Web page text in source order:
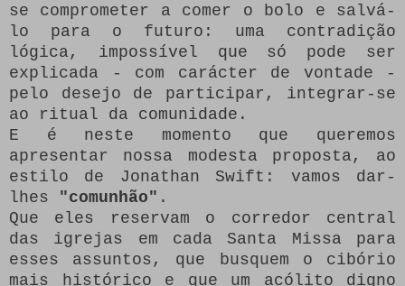
se comprometer a comer o bolo e salvá-
lo para o futuro: uma contradição
lógica, impossível que só pode ser
explicada - com carácter de vontade -
pelo desejo de participar, integrar-se
ao ritual da comunidade.
E é neste momento que queremos
apresentar nossa modesta proposta, ao
estilo de Jonathan Swift: vamos dar-
lhes "comunhão" .
Que eles reservam o corredor central
das igrejas em cada Santa Missa para
esses assuntos, que busquem o cibório
mais histórico e que um acólito digno